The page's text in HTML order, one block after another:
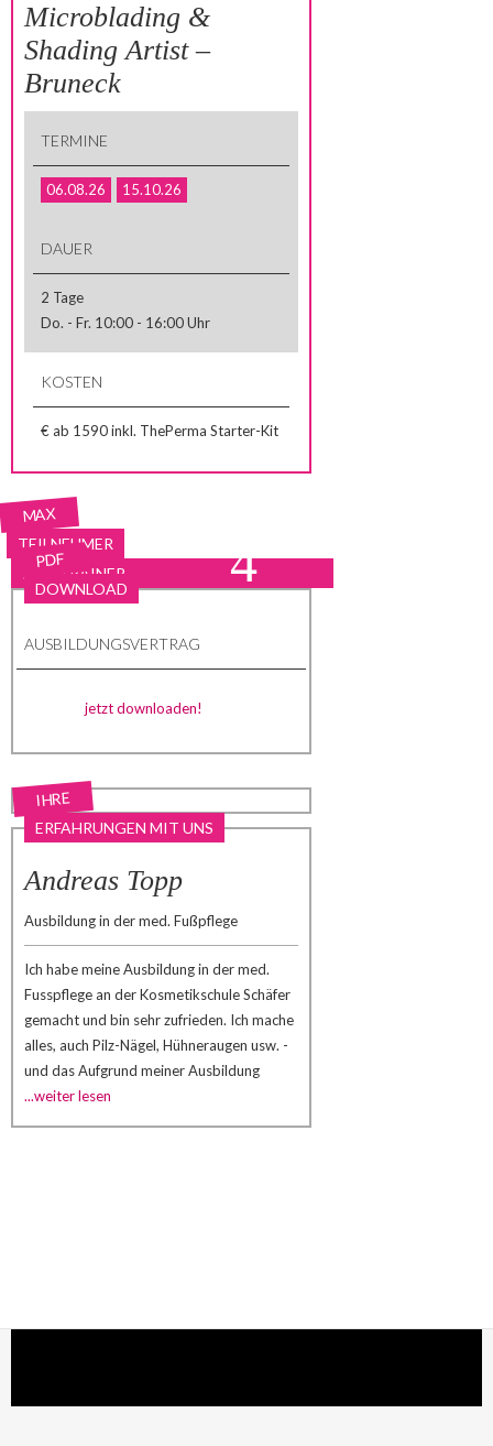
Microblading &
Shading Artist –
Bruneck
TERMINE
06.08.26 15.10.26
DAUER
2 Tage
Do. - Fr. 10:00 - 16:00 Uhr
KOSTEN
€ ab 1590 inkl. ThePerma Starter-Kit
MAX
TEILNEHMER
PRO TRAINER
4
PDF
DOWNLOAD
AUSBILDUNGSVERTRAG
jetzt downloaden!
IHRE
ERFAHRUNGEN MIT UNS
Andreas Topp
Ausbildung in der med. Fußpflege
Ich habe meine Ausbildung in der med.
Fusspflege an der Kosmetikschule Schäfer
gemacht und bin sehr zufrieden. Ich mache
alles, auch Pilz-Nägel, Hühneraugen usw. -
und das Aufgrund meiner Ausbildung
...weiter lesen